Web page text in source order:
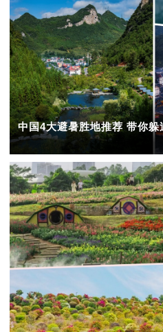
中国4大避暑胜地推荐 带你躲